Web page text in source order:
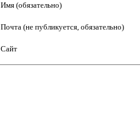
Имя (обязательно)
Почта (не публикуется, обязательно)
Сайт